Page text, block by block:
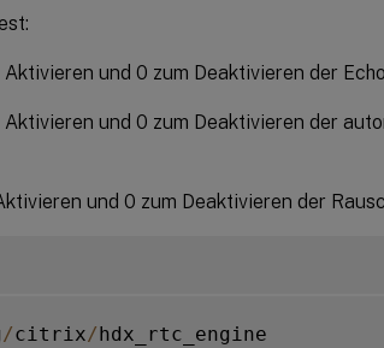
Aktivieren und 0 zum Deaktivieren der
Aktivieren und 0 zum Deaktivieren der
und 0 zum Deaktivieren der
/citrix/hdx_rtc_engine